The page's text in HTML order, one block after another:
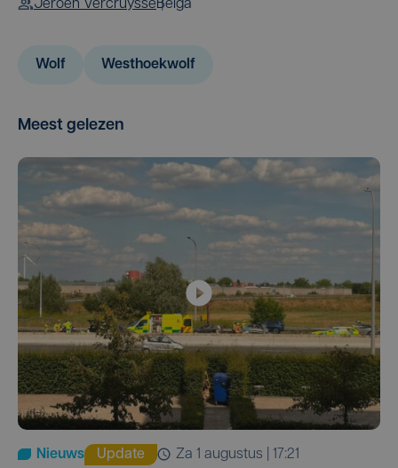
Jeroen VercruysseBelga
Wolf Westhoekwolf
Meest gelezen
Nieuws Update za 1 augustus | 17:21